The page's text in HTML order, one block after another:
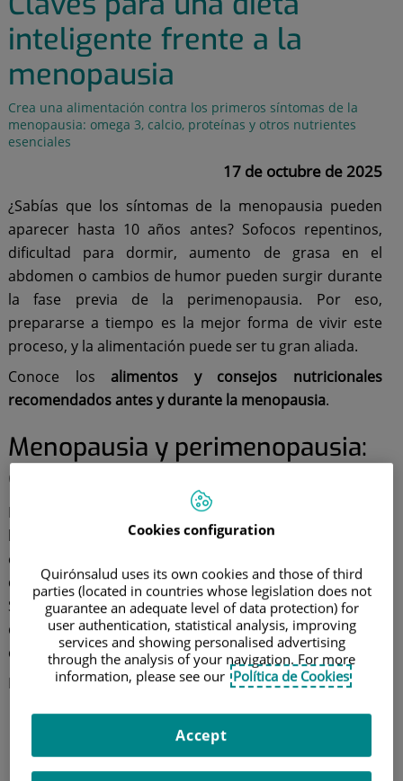
inteligente frente a la
menopausia
Crea una alimentación contra los primeros síntomas de la
menopausia: omega 3, calcio, proteínas y otros nutrientes
esenciales
17 de octubre de 2025
¿Sabías que los síntomas de la menopausia pueden
aparecer hasta 10 años antes? Sofocos repentinos,
dificultad para dormir, aumento de grasa en el
abdomen o cambios de humor pueden surgir durante
la fase previa de la perimenopausia. Por eso,
prepararse a tiempo es la mejor forma de vivir este
proceso, y la alimentación puede ser tu gran aliada.
Conoce losalimentos y consejos nutricionales
recomendados antes y durante la menopausia.
Menopausia y perimenopausia:
qué ocurre en tu cuerpo
La menopausia marca el final de la función ovárica y de
la menstruación. Esto implica una bajada de
estrógenos y un aumento de andrógenos, lo
conlleva cambios metabólicos, óseos y emocionales
Sin embargo, los primeros síntomas como el aumento
de peso puedennotarse una década antes, lo que se
conoce como perimenopausia.
Entre los efectos más comunes se incluyen:
Aumento de grasa abdominal: la silueta se modifica y tiende a
concentrar grasa en el tronco.
Pérdida de masa muscular y densidad ósea, con mayor riesgo
de osteoporosis.
Cookies configuration
Quirónsalud uses its own cookies and those of third
parties (located in countries whose legislation does not
guarantee an adequate level of data protection) for
user authentication, statistical analysis, improving
services and showing personalised advertising
through the analysis of your navigation. For more
information, please see our Política de Cookies
Accept